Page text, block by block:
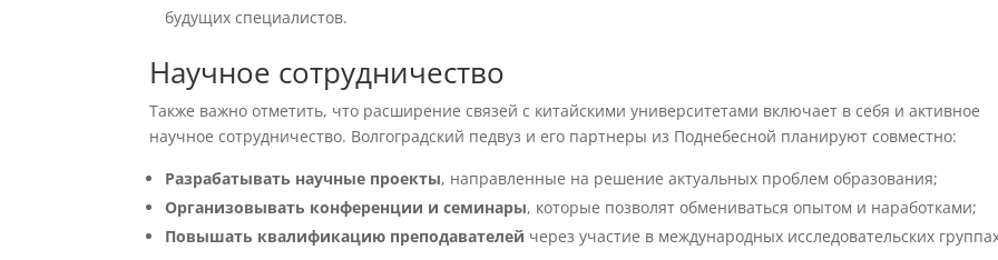
будущих специалистов.
Научное сотрудничество
Также важно отметить, что расширение связей с китайскими университетами включает в себя и активное
научное сотрудничество. Волгоградский педвуз и его партнеры из Поднебесной планируют совместно:
Разрабатывать научные проекты, направленные на решение актуальных проблем образования;
Организовывать конференции и семинары, которые позволят обмениваться опытом и наработками;
Повышать квалификацию преподавателей через участие в международных исследовательских